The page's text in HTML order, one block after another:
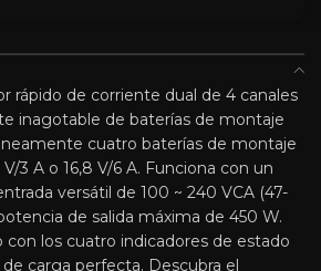
rápido de corriente dual de 4 canales
inagotable de baterías de montaje
cuatro baterías de montaje
3 A o 16,8 V/6 A. Funciona con un
versátil de 100 ~ 240 VCA (47-
de salida máxima de 450 W.
los cuatro indicadores de estado
carga perfecta. Descubra el